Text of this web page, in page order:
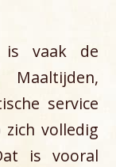
is vaak de
service
volledig
is vooral